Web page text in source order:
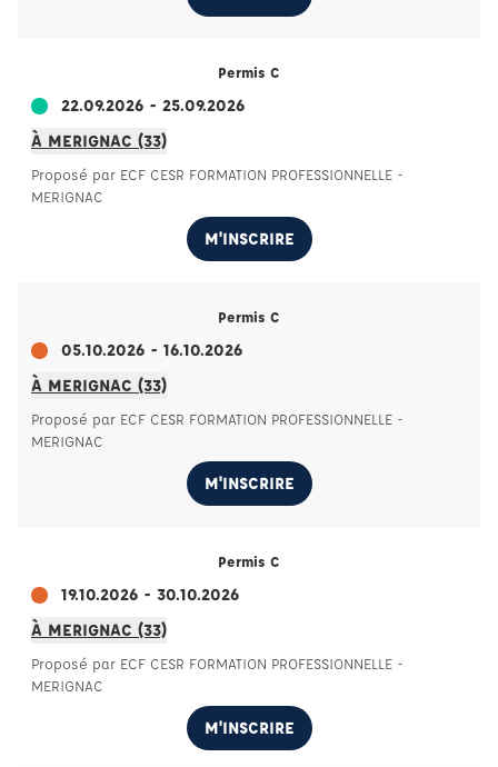
Permis C
22.09.2026 - 25.09.2026
À MERIGNAC (33)
Proposé par ECF CESR FORMATION PROFESSIONNELLE -
MERIGNAC
M'INSCRIRE
Permis C
05.10.2026 - 16.10.2026
À MERIGNAC (33)
Proposé par ECF CESR FORMATION PROFESSIONNELLE -
MERIGNAC
M'INSCRIRE
Permis C
19.10.2026 - 30.10.2026
À MERIGNAC (33)
Proposé par ECF CESR FORMATION PROFESSIONNELLE -
MERIGNAC
M'INSCRIRE